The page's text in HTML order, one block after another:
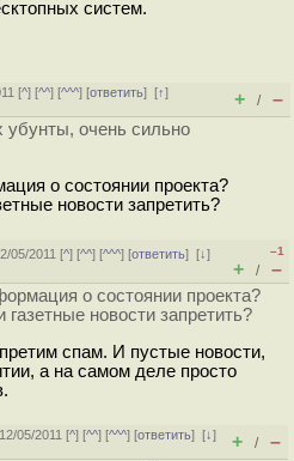
систем.
[^] [^^] [^^^] [ответить][↑]
+ / –
убунты, очень сильно
о состоянии проекта?
новости запретить?
05/2011 [^] [^^] [^^^] [ответить][↓]
–1
+ / –
о состоянии проекта?
новости запретить?
спам. И пустые новости,
а на самом деле просто
05/2011 [^] [^^] [^^^] [ответить][↓]
+ / –